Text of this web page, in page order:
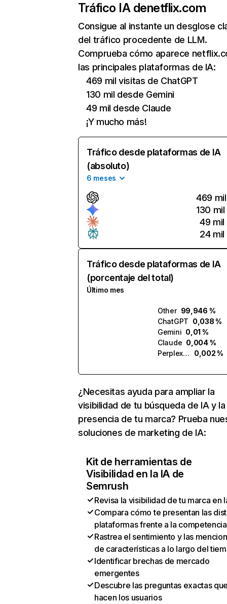
Tráfico IA denetflix.com
Consigue al instante un desglose
del tráfico procedente de LLM.
Comprueba cómo aparece
las principales plataformas de IA:
469 mil visitas de ChatGPT
130 mil desde Gemini
49 mil desde Claude
¡Y mucho más!
Tráfico desde plataformas de IA
(absoluto)
6 meses
469 mil
130 mil
49 mil
24 mil
Tráfico desde plataformas de IA
(porcentaje del total)
Último mes
Other 99,946 %
ChatGPT 0,038 %
Gemini 0,01 %
Claude 0,004 %
Perplexity
0,002 %
¿Necesitas ayuda para ampliar la
visibilidad de tu búsqueda de IA y la
presencia de tu marca? Prueba
soluciones de marketing de IA:
Kit de herramientas de
Visibilidad en la IA de
Semrush
Revisa la visibilidad de tu marca en
Compara cómo te presentan las
plataformas frente a la competencia
Rastrea el sentimiento y las
de características a lo largo del
Identificar brechas de mercado
emergentes
Descubre las preguntas exactas
hacen los usuarios